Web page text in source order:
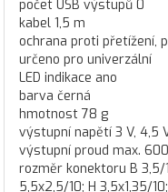
počet USB výstupů 0
kabel 1,5 m
ochrana proti přetížení,
určeno pro univerzální
LED indikace ano
barva černá
hmotnost 78 g
výstupní napětí 3 V, 4,5
výstupní proud max.
rozměr konektoru B 3,5/
5,5x2,5/10; H 3,5x1,35/